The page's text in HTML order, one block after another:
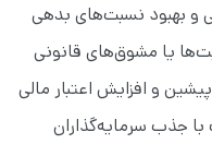
و بهبود نسبت‌های بدهی
یا مشوق‌های قانونی
و افزایش اعتبار مالی
با جذب سرمایه‌گذاران